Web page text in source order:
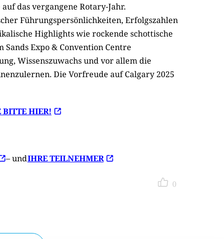
das vergangene Rotary-Jahr.
Führungspersönlichkeiten, Erfolgszahlen
Highlights wie rockende schottische
Expo & Convention Centre
Wissenszuwachs und vor allem die
Die Vorfreude auf Calgary 2025
BITTE HIER!
– undIHRE TEILNEHMER
0